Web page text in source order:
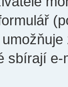
sbírají e-